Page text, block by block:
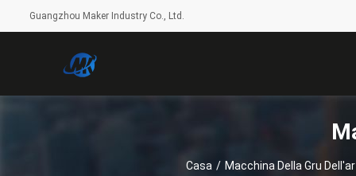
Guangzhou Maker Industry Co., Ltd.
Casa / Macchina Della Gru